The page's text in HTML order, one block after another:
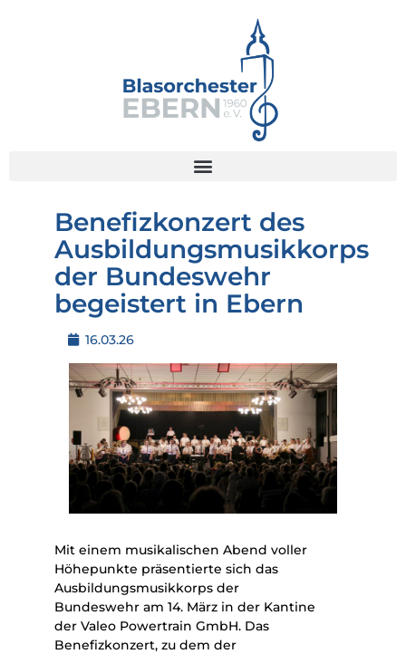
Benefizkonzert des
Ausbildungsmusikkorps
der Bundeswehr
begeistert in Ebern
16.03.26
Mit einem musikalischen Abend voller
Höhepunkte präsentierte sich das
Ausbildungsmusikkorps der
Bundeswehr am 14. März in der Kantine
der Valeo Powertrain GmbH. Das
Benefizkonzert, zu dem der